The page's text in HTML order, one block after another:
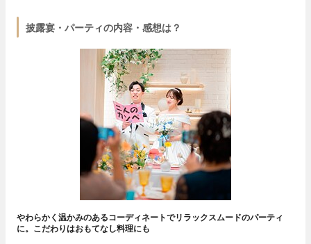
披露宴・パーティの内容・感想は？
やわらかく温かみのあるコーディネートでリラックスムードのパーティ
に。こだわりはおもてなし料理にも